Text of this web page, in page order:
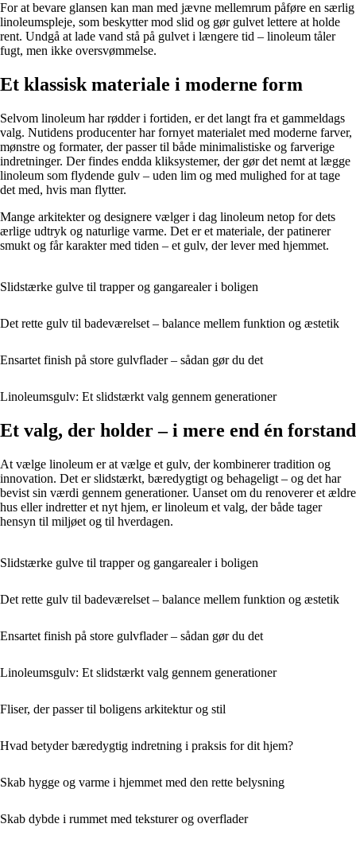
For at bevare glansen kan man med jævne mellemrum påføre en særlig
linoleumspleje, som beskytter mod slid og gør gulvet lettere at holde
rent. Undgå at lade vand stå på gulvet i længere tid – linoleum tåler
fugt, men ikke oversvømmelse.
Et klassisk materiale i moderne form
Selvom linoleum har rødder i fortiden, er det langt fra et gammeldags
valg. Nutidens producenter har fornyet materialet med moderne farver,
mønstre og formater, der passer til både minimalistiske og farverige
indretninger. Der findes endda kliksystemer, der gør det nemt at lægge
linoleum som flydende gulv – uden lim og med mulighed for at tage
det med, hvis man flytter.
Mange arkitekter og designere vælger i dag linoleum netop for dets
ærlige udtryk og naturlige varme. Det er et materiale, der patinerer
smukt og får karakter med tiden – et gulv, der lever med hjemmet.
Slidstærke gulve til trapper og gangarealer i boligen
Det rette gulv til badeværelset – balance mellem funktion og æstetik
Ensartet finish på store gulvflader – sådan gør du det
Linoleumsgulv: Et slidstærkt valg gennem generationer
Et valg, der holder – i mere end én forstand
At vælge linoleum er at vælge et gulv, der kombinerer tradition og
innovation. Det er slidstærkt, bæredygtigt og behageligt – og det har
bevist sin værdi gennem generationer. Uanset om du renoverer et ældre
hus eller indretter et nyt hjem, er linoleum et valg, der både tager
hensyn til miljøet og til hverdagen.
Slidstærke gulve til trapper og gangarealer i boligen
Det rette gulv til badeværelset – balance mellem funktion og æstetik
Ensartet finish på store gulvflader – sådan gør du det
Linoleumsgulv: Et slidstærkt valg gennem generationer
Fliser, der passer til boligens arkitektur og stil
Hvad betyder bæredygtig indretning i praksis for dit hjem?
Skab hygge og varme i hjemmet med den rette belysning
Skab dybde i rummet med teksturer og overflader